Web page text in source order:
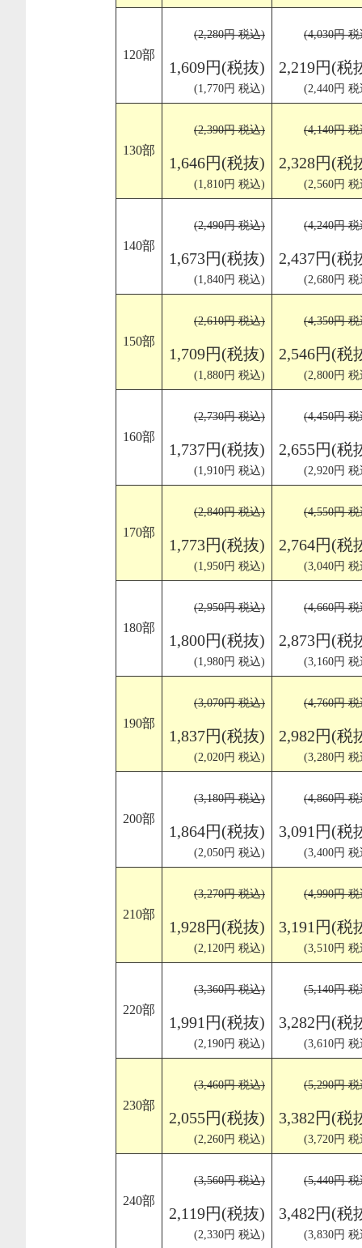
120部
(2,280円 税込)
1,609円(税抜)
(1,770円 税込)
(4,030円
2,219円(税
(2,440円
130部
(2,390円 税込)
1,646円(税抜)
(1,810円 税込)
(4,140円
2,328円(税
(2,560円
140部
(2,490円 税込)
1,673円(税抜)
(1,840円 税込)
(4,240円
2,437円(税
(2,680円
150部
(2,610円 税込)
1,709円(税抜)
(1,880円 税込)
(4,350円
2,546円(税
(2,800円
160部
(2,730円 税込)
1,737円(税抜)
(1,910円 税込)
(4,450円
2,655円(税
(2,920円
170部
(2,840円 税込)
1,773円(税抜)
(1,950円 税込)
(4,550円
2,764円(税
(3,040円
180部
(2,950円 税込)
1,800円(税抜)
(1,980円 税込)
(4,660円
2,873円(税
(3,160円
190部
(3,070円 税込)
1,837円(税抜)
(2,020円 税込)
(4,760円
2,982円(税
(3,280円
200部
(3,180円 税込)
1,864円(税抜)
(2,050円 税込)
(4,860円
3,091円(税
(3,400円
210部
(3,270円 税込)
1,928円(税抜)
(2,120円 税込)
(4,990円
3,191円(税
(3,510円
220部
(3,360円 税込)
1,991円(税抜)
(2,190円 税込)
(5,140円
3,282円(税
(3,610円
230部
(3,460円 税込)
2,055円(税抜)
(2,260円 税込)
(5,290円
3,382円(税
(3,720円
240部
(3,560円 税込)
2,119円(税抜)
(2,330円 税込)
(5,440円
3,482円(税
(3,830円